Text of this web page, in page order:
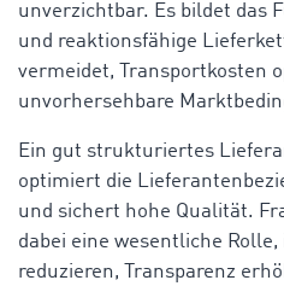
unverzichtbar. Es bildet das
und reaktionsfähige
vermeidet, Transportkosten
unvorhersehbare
Ein gut strukturiertes
optimiert die
und sichert hohe Qualität.
dabei eine wesentliche
reduzieren, Transparenz